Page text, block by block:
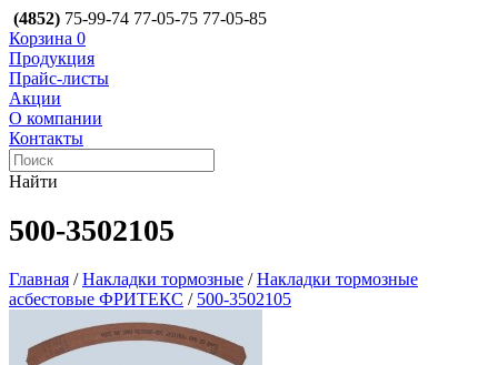
(4852) 75-99-74 77-05-75 77-05-85
Корзина 0
Продукция
Прайс-листы
Акции
О компании
Контакты
Найти
500-3502105
Главная /Накладки тормозные /Накладки тормозные
асбестовые ФРИТЕКС / 500-3502105